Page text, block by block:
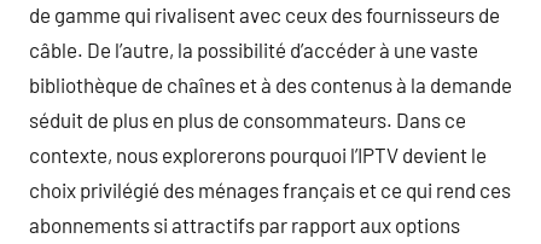
de gamme qui rivalisent avec ceux des fournisseurs de
câble. De l’autre, la possibilité d’accéder à une vaste
bibliothèque de chaînes et à des contenus à la demande
séduit de plus en plus de consommateurs. Dans ce
contexte, nous explorerons pourquoi l’IPTV devient le
choix privilégié des ménages français et ce qui rend ces
abonnements si attractifs par rapport aux options